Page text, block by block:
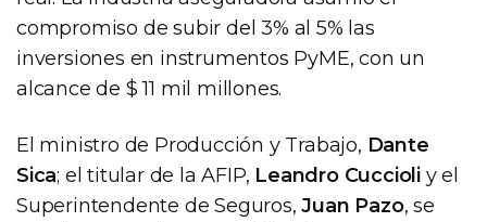
compromiso de subir del 3% al 5% las
inversiones en instrumentos PyME, con un
alcance de $ 11 mil millones.
El ministro de Producción y Trabajo, Dante
Sica; el titular de la AFIP, Leandro Cuccioli y el
Superintendente de Seguros,Juan Pazo, se